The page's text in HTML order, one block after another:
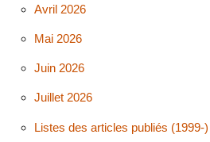
Avril 2026
Mai 2026
Juin 2026
Juillet 2026
Listes des articles publiés (1999-)